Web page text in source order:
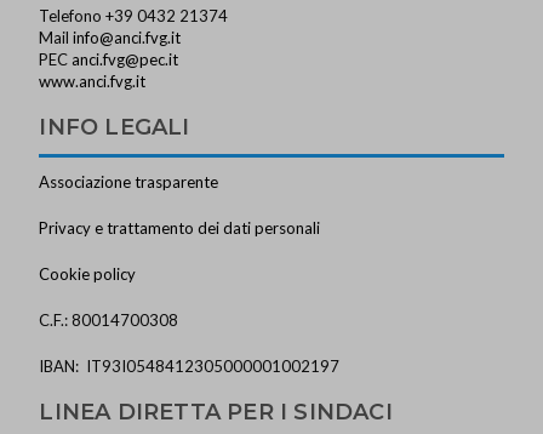
Telefono +39 0432 21374
Mailinfo@anci.fvg.it
PEC anci.fvg@pec.it
www.anci.fvg.it
INFO LEGALI
Associazione trasparente
Privacy e trattamento dei dati personali
Cookie policy
C.F.: 80014700308
IBAN: IT93I0548412305000001002197
LINEA DIRETTA PER I SINDACI